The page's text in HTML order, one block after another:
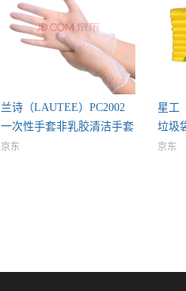
兰诗（LAUTEE）PC2002
一次性手套非乳胶清洁手套
无
京东
星工
垃圾
物垃
京东